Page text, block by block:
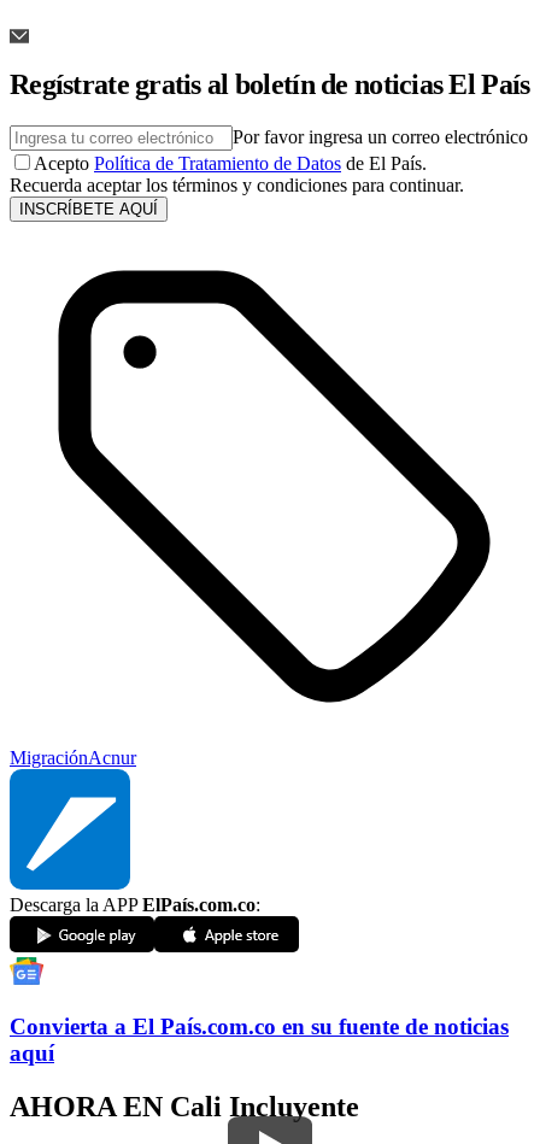
Regístrate gratis al boletín de noticias El País
Por favor ingresa un correo electrónico
Acepto Política de Tratamiento de Datos de El País.
Recuerda aceptar los términos y condiciones para continuar.
INSCRÍBETE AQUÍ
MigraciónAcnur
Descarga la APPElPaís.com.co:
Convierta a El País.com.co en su fuente de noticias
aquí
AHORA EN Cali Incluyente